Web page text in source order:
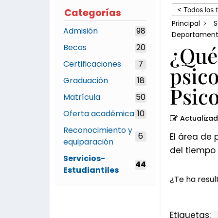
Departamento
Psicología?
Categorías
Admisión
98
Becas
20
Certificaciones
7
Graduación
18
Matrícula
50
Oferta académica 10
Reconocimiento y
equiparación
6
Servicios-
Estudiantiles
44
< Todos los
Principal
El área de
del
¿Te ha
Etiquetas: